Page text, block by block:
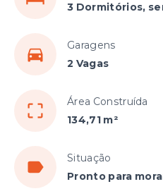
3 Dormitórios,
Garagens
2 Vagas
Área Construída
134,71 m²
Situação
Pronto para